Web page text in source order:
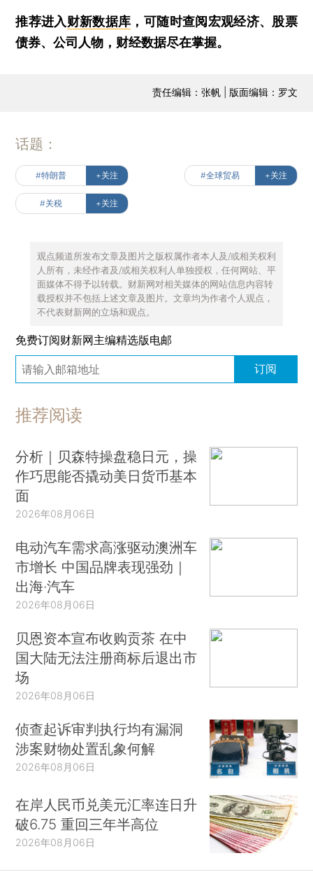
推荐进入财新数据库 ，可随时查阅宏观经济、股票
债券、公司人物，财经数据尽在掌握。
责任编辑：张帆 | 版面编辑：罗文
话题：
#特朗普 +关注 #全球贸易 +关注
#关税 +关注
观点频道所发布文章及图片之版权属作者本人及/或相关权利
人所有，未经作者及/或相关权利人单独授权，任何网站、平
面媒体不得予以转载。财新网对相关媒体的网站信息内容转
载授权并不包括上述文章及图片。文章均为作者个人观点，
不代表财新网的立场和观点。
免费订阅财新网主编精选版电邮
订阅
推荐阅读
分析｜贝森特操盘稳日元，操
作巧思能否撬动美日货币基本
面
2026年08月06日
电动汽车需求高涨驱动澳洲车
市增长 中国品牌表现强劲｜
出海·汽车
2026年08月06日
贝恩资本宣布收购贡茶 在中
国大陆无法注册商标后退出市
场
2026年08月06日
侦查起诉审判执行均有漏洞
涉案财物处置乱象何解
2026年08月06日
在岸人民币兑美元汇率连日升
破6.75 重回三年半高位
2026年08月06日